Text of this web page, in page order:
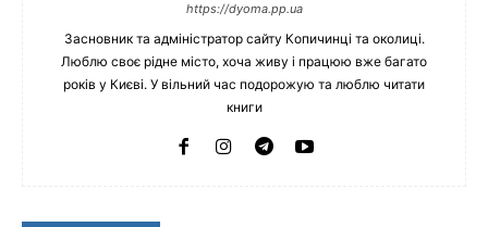
https://dyoma.pp.ua
Засновник та адміністратор сайту Копичинці та околиці.
Люблю своє рідне місто, хоча живу і працюю вже багато
років у Києві. У вільний час подорожую та люблю читати
книги